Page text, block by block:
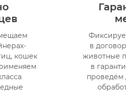
кошек
в
животные
в
проведём